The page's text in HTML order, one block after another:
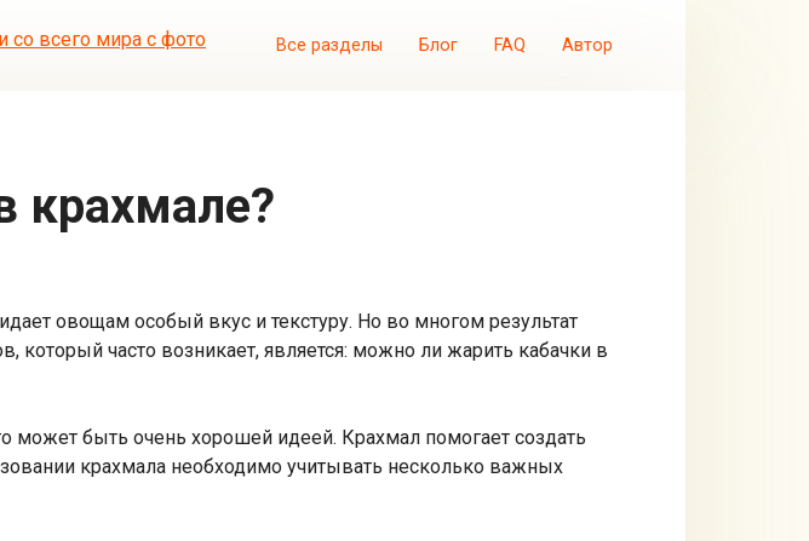
Все разделы Блог FAQ Автор
крахмале?
овощам особый вкус и текстуру. Но во многом результат
часто возникает, является: можно ли жарить кабачки в
может быть очень хорошей идеей. Крахмал помогает создать
крахмала необходимо учитывать несколько важных